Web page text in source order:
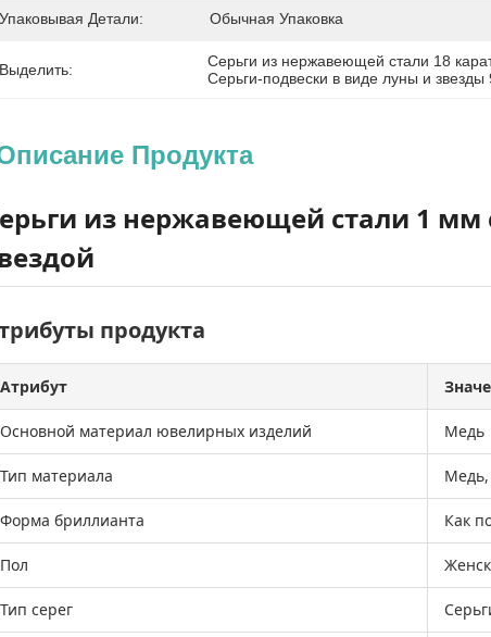
Упаковывая Детали: Обычная Упаковка
Выделить: Серьги из нержавеющей стали 18
Серьги-подвески в виде луны и
Продукта
из нержавеющей стали 1 мм
продукта
Атрибут
Основной материал ювелирных изделий Медь
Тип материала Медь,
Форма бриллианта Как
Пол
Тип серег